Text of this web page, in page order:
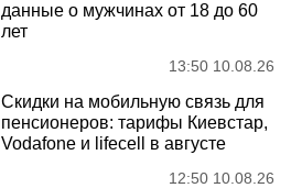
данные о мужчинах от 18 до 60
лет
13:50 10.08.26
Скидки на мобильную связь для
пенсионеров: тарифы Киевстар,
Vodafone и lifecell в августе
12:50 10.08.26